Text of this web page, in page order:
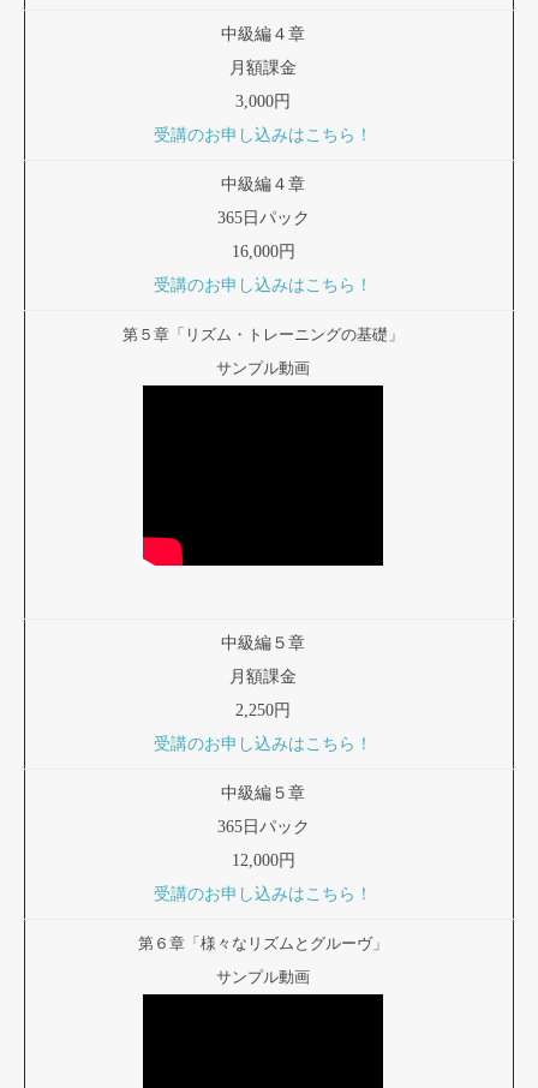
中級編４章
月額課金
3,000円
受講のお申し込みはこちら！
中級編４章
365日パック
16,000円
受講のお申し込みはこちら！
第５章「リズム・トレーニングの基礎」
サンプル動画
中級編５章
月額課金
2,250円
受講のお申し込みはこちら！
中級編５章
365日パック
12,000円
受講のお申し込みはこちら！
第６章「様々なリズムとグルーヴ」
サンプル動画